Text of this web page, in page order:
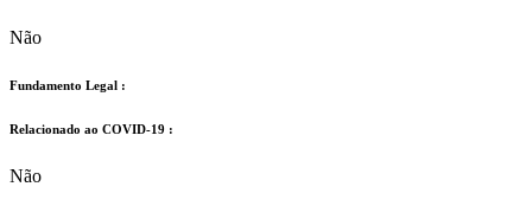
Não
Fundamento Legal :​
Relacionado ao COVID-19 :​
Não